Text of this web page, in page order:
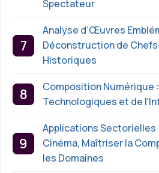
Spectateur
Analyse d’Œuvres
Déconstruction de
Historiques
Composition Numérique :
Technologiques et de
Applications Sectorielles
Cinéma, Maîtriser la
les Domaines